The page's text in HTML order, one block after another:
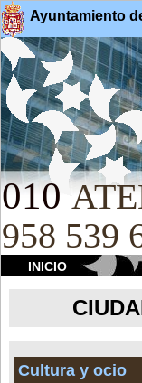
Ayuntamiento
010
958 539
INICIO
Cultura y ocio